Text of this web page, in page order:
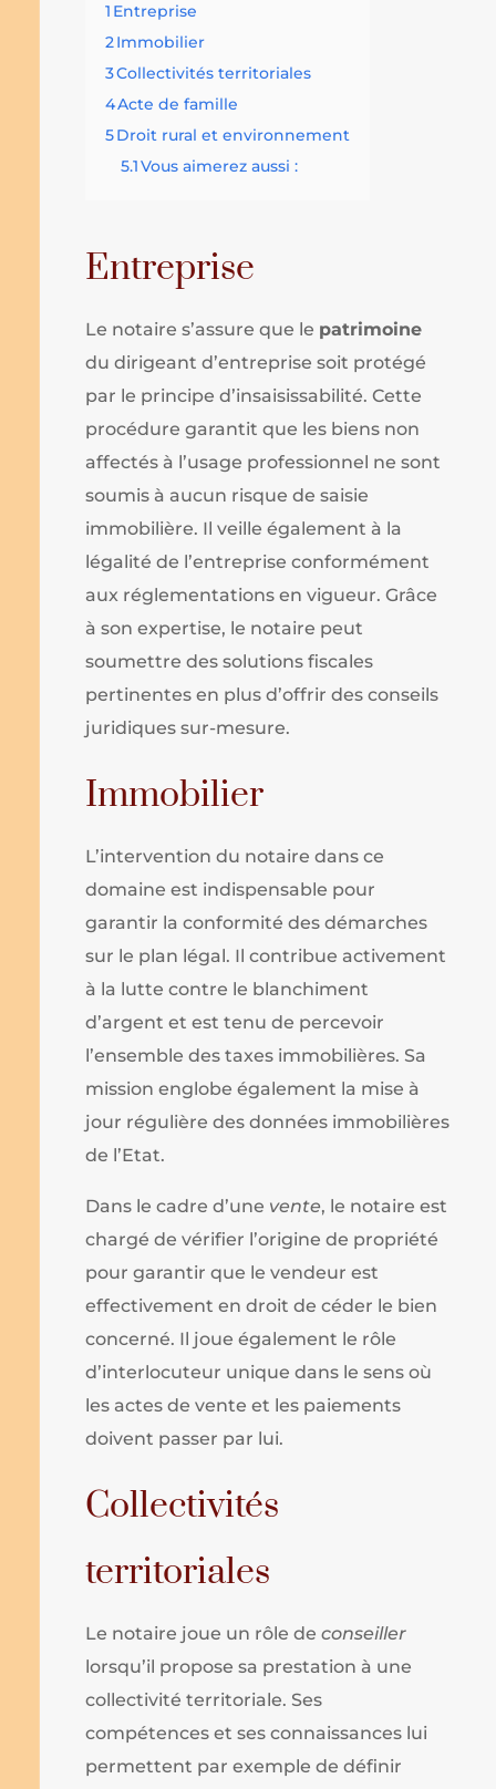
1 Entreprise
2Immobilier
3Collectivités territoriales
4Acte de famille
5Droit rural et environnement
5.1Vous aimerez aussi :
Entreprise
Le notaire s’assure que le patrimoine
du dirigeant d’entreprise soit protégé
par le principe d’insaisissabilité. Cette
procédure garantit que les biens non
affectés à l’usage professionnel ne sont
soumis à aucun risque de saisie
immobilière. Il veille également à la
légalité de l’entreprise conformément
aux réglementations en vigueur. Grâce
à son expertise, le notaire peut
soumettre des solutions fiscales
pertinentes en plus d’offrir des conseils
juridiques sur-mesure.
Immobilier
L’intervention du notaire dans ce
domaine est indispensable pour
garantir la conformité des démarches
sur le plan légal. Il contribue activement
à la lutte contre le blanchiment
d’argent et est tenu de percevoir
l’ensemble des taxes immobilières. Sa
mission englobe également la mise à
jour régulière des données immobilières
de l’Etat.
Dans le cadre d’une vente, le notaire est
chargé de vérifier l’origine de propriété
pour garantir que le vendeur est
effectivement en droit de céder le bien
concerné. Il joue également le rôle
d’interlocuteur unique dans le sens où
les actes de vente et les paiements
doivent passer par lui.
Collectivités
territoriales
Le notaire joue un rôle deconseiller
lorsqu’il propose sa prestation à une
collectivité territoriale. Ses
compétences et ses connaissances lui
permettent par exemple de définir